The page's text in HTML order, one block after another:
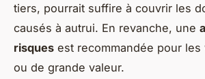
tiers, pourrait suffire à couvrir les
causés à autrui. En revanche, une
risques est recommandée pour
ou de grande valeur.